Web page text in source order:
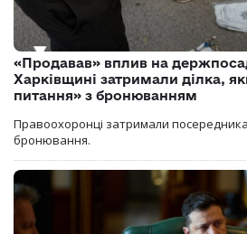
«Продавав» вплив на
Харківщині затримали ділка,
питання» з бронюванням
Правоохоронці затримали
бронювання.